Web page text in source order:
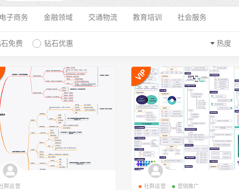
电子商务 金融领域 交通物流 教育培训 社会服务
石免费 钻石优惠 热度
群运营 社群运营 营销推广